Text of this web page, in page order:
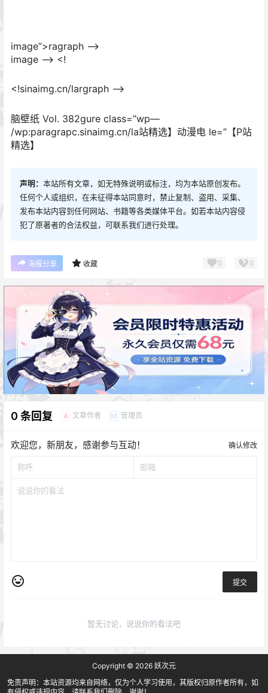
image”>ragraph –>
image –> <!
<!sinaimg.cn/largraph -->
脑壁纸 Vol. 382gure class=”wp—
/wp:paragrapc.sinaimg.cn/la站精选】动漫电 le=”【P站
精选】
声明： 本站所有文章，如无特殊说明或标注，均为本站原创发布。
任何个人或组织，在未征得本站同意时，禁止复制、盗用、采集、
发布本站内容到任何网站、书籍等各类媒体平台。如若本站内容侵
犯了原著者的合法权益，可联系我们进行处理。
海报分享 收藏 0 0
0 条回复 A 文章作者 M 管理员
欢迎您，新朋友，感谢参与互动！ 确认修改
提交
暂无讨论，说说你的看法吧
Copyright © 2026 妖次元
免责声明：本站资源均来自网络，仅为个人学习使用，其版权归原作者所有，如